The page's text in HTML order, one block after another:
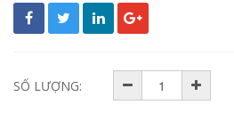
SỐ LƯỢNG: